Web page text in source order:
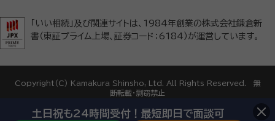
「いい相続」及び関連サイトは、1984年創業の株式会社鎌倉新
書（東証プライム上場、証券コード：6184）が運営しています。
Copyright(C) Kamakura Shinsho, Ltd. All Rights Reserved. 無
断転載・剽窃禁止
土日祝も24時間受付！最短即日で面談可